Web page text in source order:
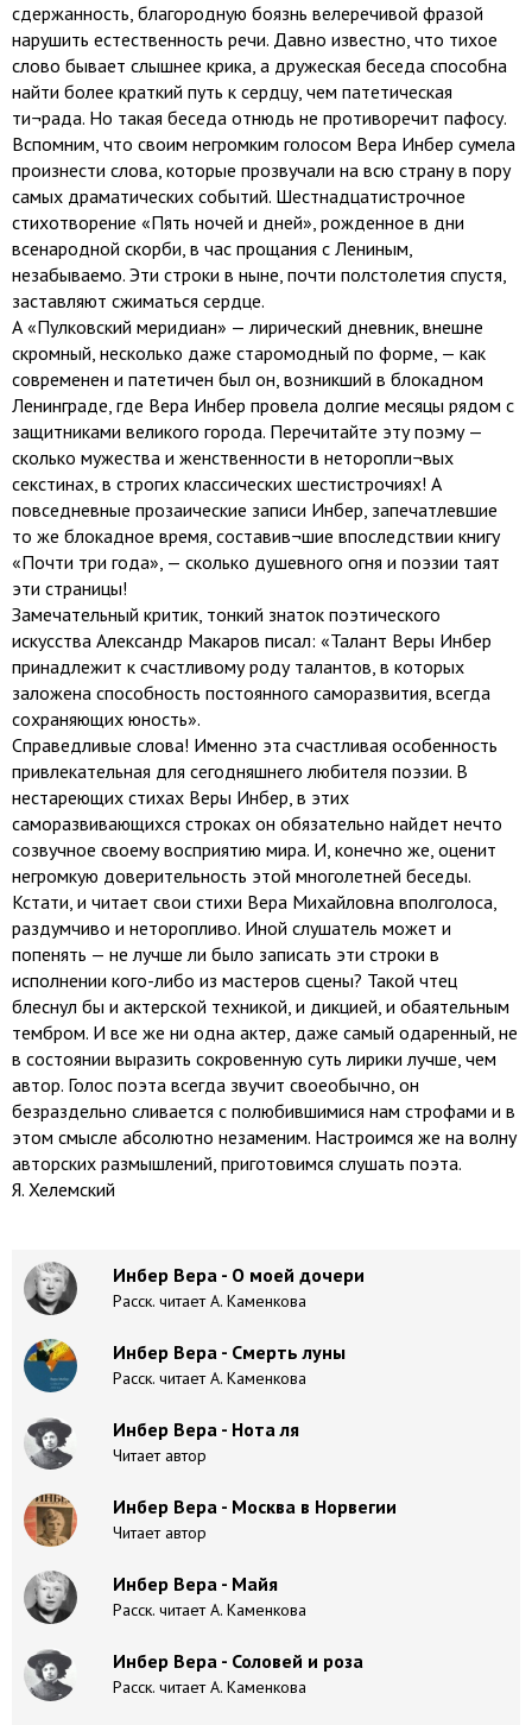
сдержанность, благородную боязнь велеречивой фразой
нарушить естественность речи. Давно известно, что тихое
слово бывает слышнее крика, а дружеская беседа способна
найти более краткий путь к сердцу, чем патетическая
ти¬рада. Но такая беседа отнюдь не противоречит пафосу.
Вспомним, что своим негромким голосом Вера Инбер сумела
произнести слова, которые прозвучали на всю страну в пору
самых драматических событий. Шестнадцатистрочное
стихотворение «Пять ночей и дней», рожденное в дни
всенародной скорби, в час прощания с Лениным,
незабываемо. Эти строки в ныне, почти полстолетия спустя,
заставляют сжиматься сердце.
А «Пулковский меридиан» — лирический дневник, внешне
скромный, несколько даже старомодный по форме, — как
современен и патетичен был он, возникший в блокадном
Ленинграде, где Вера Инбер провела долгие месяцы рядом с
защитниками великого города. Перечитайте эту поэму —
сколько мужества и женственности в неторопли¬вых
секстинах, в строгих классических шестистрочиях! А
повседневные прозаические записи Инбер, запечатлевшие
то же блокадное время, составив¬шие впоследствии книгу
«Почти три года», — сколько душевного огня и поэзии таят
эти страницы!
Замечательный критик, тонкий знаток поэтического
искусства Александр Макаров писал: «Талант Веры Инбер
принадлежит к счастливому роду талантов, в которых
заложена способность постоянного саморазвития, всегда
сохраняющих юность».
Справедливые слова! Именно эта счастливая особенность
привлекательная для сегодняшнего любителя поэзии. В
нестареющих стихах Веры Инбер, в этих
саморазвивающихся строках он обязательно найдет нечто
созвучное своему восприятию мира. И, конечно же, оценит
негромкую доверительность этой многолетней беседы.
Кстати, и читает свои стихи Вера Михайловна вполголоса,
раздумчиво и неторопливо. Иной слушатель может и
попенять — не лучше ли было записать эти строки в
исполнении кого-либо из мастеров сцены? Такой чтец
блеснул бы и актерской техникой, и дикцией, и обаятельным
тембром. И все же ни одна актер, даже самый одаренный, не
в состоянии выразить сокровенную суть лирики лучше, чем
автор. Голос поэта всегда звучит своеобычно, он
безраздельно сливается с полюбившимися нам строфами и в
этом смысле абсолютно незаменим. Настроимся же на волну
авторских размышлений, приготовимся слушать поэта.
Я. Хелемский
Инбер Вера - О моей дочери
Расск. читает А. Каменкова
Инбер Вера - Смерть луны
Расск. читает А. Каменкова
Инбер Вера - Нота ля
Читает автор
Инбер Вера - Москва в Норвегии
Читает автор
Инбер Вера - Майя
Расск. читает А. Каменкова
Инбер Вера - Соловей и роза
Расск. читает А. Каменкова